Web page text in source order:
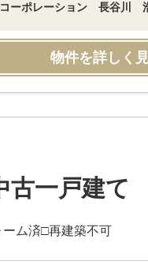
コーポレーション 長谷川
物件を詳しく
一戸建て
ム済□再建築不可